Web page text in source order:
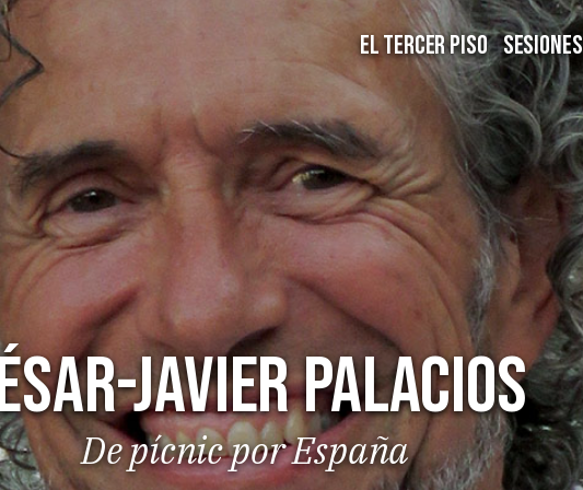
EL TERCER PISO Sesiones
Javier Palacios
De pícnic por España